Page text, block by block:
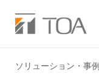
ソリューション・事例